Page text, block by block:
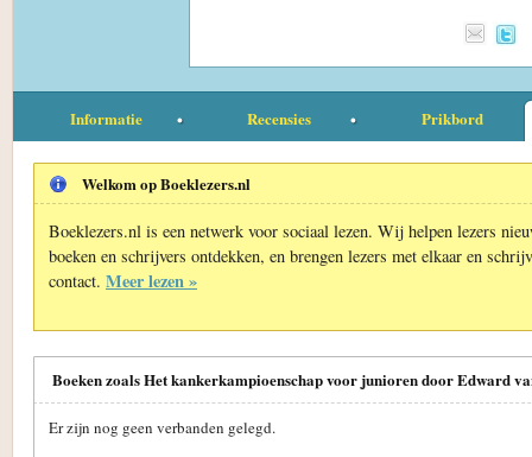
Informatie Recensies Prikbord
Welkom op Boeklezers.nl
Boeklezers.nl is een netwerk voor sociaal lezen. Wij helpen lezers
boeken en schrijvers ontdekken, en brengen lezers met elkaar en
contact. Meer lezen »
Boeken zoals Het kankerkampioenschap voor junioren door Edward
Er zijn nog geen verbanden gelegd.